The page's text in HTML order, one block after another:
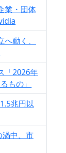
業・団体
動く、
「2026年
もの」
兆円以
中、市